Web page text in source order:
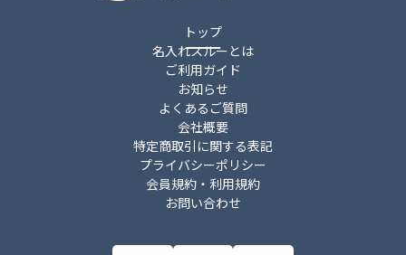
トップ
名入れスルーとは
ご利用ガイド
お知らせ
よくあるご質問
会社概要
特定商取引に関する表記
プライバシーポリシー
会員規約・利用規約
お問い合わせ